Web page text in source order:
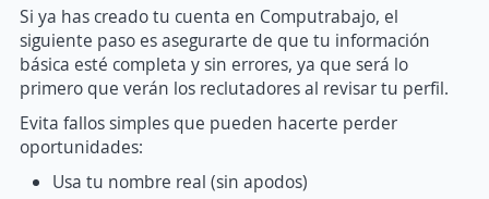
Si ya has creado tu cuenta en Computrabajo, el
siguiente paso es asegurarte de que tu información
básica esté completa y sin errores, ya que será lo
primero que verán los reclutadores al revisar tu perfil.
Evita fallos simples que pueden hacerte perder
oportunidades:
Usa tu nombre real (sin apodos)